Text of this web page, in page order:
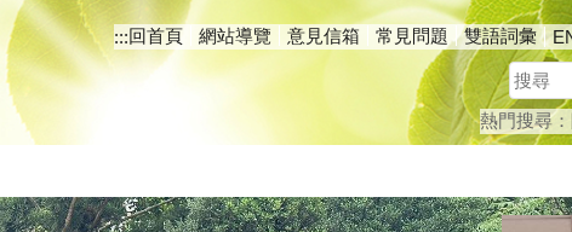
:::回首頁 網站導覽 意見信箱 常見問題 雙語詞彙
熱門搜尋：